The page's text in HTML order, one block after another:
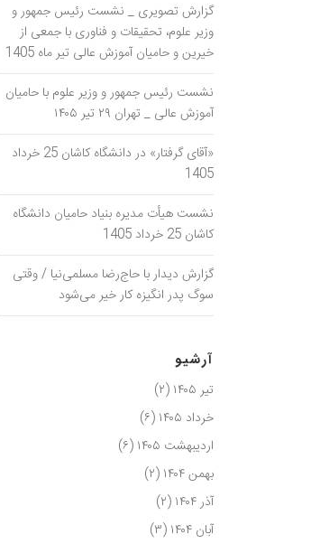
گزارش تصویری _ نشست رئیس جمهور و
وزیر علوم، تحقیقات و فناوری با جمعی از
خیرین و حامیان آموزش عالی تیر ماه 1405
نشست رئیس جمهور و وزیر علوم با حامیان
آموزش عالی _ تهران ۲۹ تیر ۱۴۰۵
«آقای گرفتار» در دانشگاه کاشان 25 خرداد
1405
نشست هیأت مدیره بنیاد حامیان دانشگاه
کاشان 25 خرداد 1405
گزارش دیدار با حاج‌رضا مسلمی‌نیا / وقتی
سوگ پدر انگیزه کار خیر می‌شود
آرشیو
تیر ۱۴۰۵
(۲)
خرداد ۱۴۰۵
(۶)
اردیبهشت ۱۴۰۵
(۶)
بهمن ۱۴۰۴
(۲)
آذر ۱۴۰۴
(۲)
آبان ۱۴۰۴
(۳)